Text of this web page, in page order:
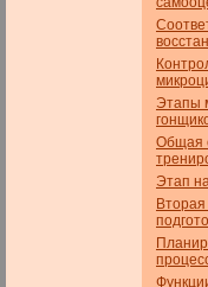
Этапы
Общая
Этап